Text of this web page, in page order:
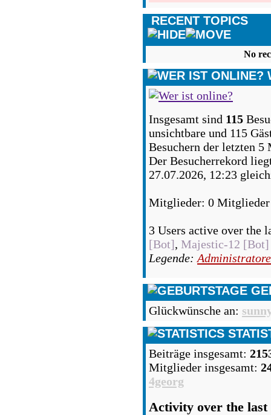
RECENT TOPICS
No
Insgesamt sind 115
unsichtbare und 115
Besuchern der letzten 5
Der Besucherrekord
27.07.2026, 12:23
Mitglieder: 0 Mitglieder
3 Users active over the
[Bot], Majestic-12 [Bot]
Legende:
Glückwünsche an:
Beiträge insgesamt:
Mitglieder insgesamt:
4georg
Activity over the last